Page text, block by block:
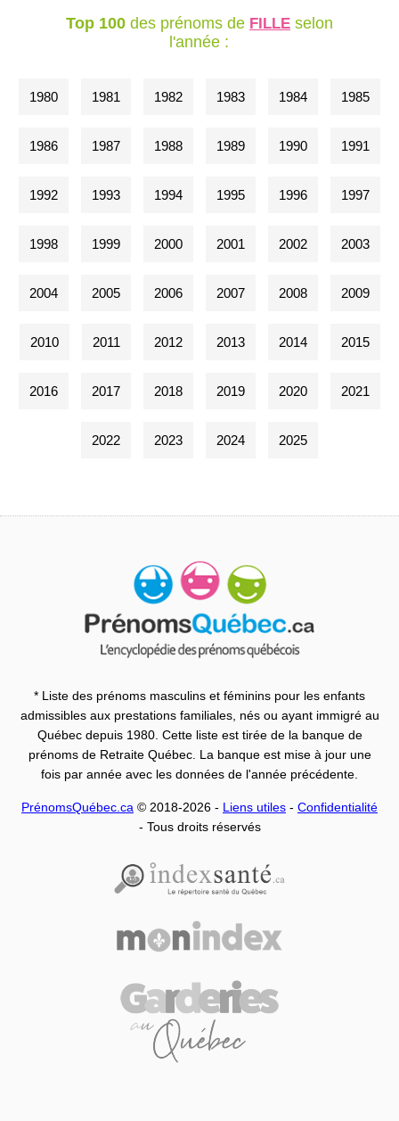
Top 100des prénoms de FILLEselon
l'année :
1980 1981 1982 1983 1984 1985
1986 1987 1988 1989 1990 1991
1992 1993 1994 1995 1996 1997
1998 1999 2000 2001 2002 2003
2004 2005 2006 2007 2008 2009
2010 2011 2012 2013 2014 2015
2016 2017 2018 2019 2020 2021
2022 2023 2024 2025
* Liste des prénoms masculins et féminins pour les enfants
admissibles aux prestations familiales, nés ou ayant immigré au
Québec depuis 1980. Cette liste est tirée de la banque de
prénoms de Retraite Québec. La banque est mise à jour une
fois par année avec les données de l'année précédente.
PrénomsQuébec.ca © 2018-2026 - Liens utiles - Confidentialité
- Tous droits réservés